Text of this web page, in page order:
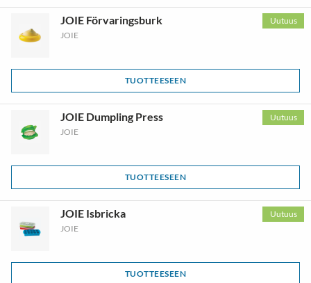
Uutuus
JOIE Förvaringsburk
JOIE
TUOTTEESEEN
Uutuus
JOIE Dumpling Press
JOIE
TUOTTEESEEN
Uutuus
JOIE Isbricka
JOIE
TUOTTEESEEN